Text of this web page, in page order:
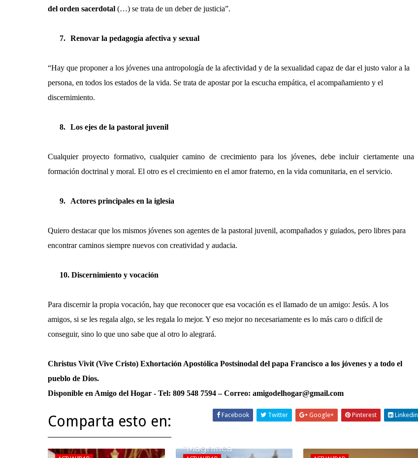
del orden sacerdotal (…) se trata de un deber de justicia”.
7. Renovar la pedagogía afectiva y sexual
“Hay que proponer a los jóvenes una antropología de la afectividad y de la sexualidad capaz de dar el justo valor a la
persona, en todos los estados de la vida. Se trata de apostar por la escucha empática, el acompañamiento y el
discernimiento.
8. Los ejes de la pastoral juvenil
Cualquier proyecto formativo, cualquier camino de crecimiento para los jóvenes, debe in­cluir ciertamente una
formación doctrinal y moral. El otro es el crecimiento en el amor fraterno, en la vida comuni­taria, en el servicio.
9. Actores principales en la iglesia
Quiero destacar que los mismos jóvenes son agentes de la pastoral juvenil, acompañados y guiados, pero libres para
encontrar caminos siempre nuevos con creatividad y audacia.
10. Discernimiento y vocación
Para discernir la propia vocación, hay que reconocer que esa vocación es el llamado de un amigo: Jesús. A los
amigos, si se les regala algo, se les regala lo mejor. Y eso mejor no necesariamente es lo más caro o difícil de
conseguir, sino lo que uno sabe que al otro lo alegrará.
Christus Vivit (Vive Cristo) Exhortación Apostólica Postsinodal del papa Francisco a los jóvenes y a todo el
pueblo de Dios.
Disponible en Amigo del Hogar - Tel: 809 548 7594 – Correo: amigodelhogar@gmail.com
Comparta esto en: Facebook Twitter Google+ Pinterest Linkedin
“Magnifica